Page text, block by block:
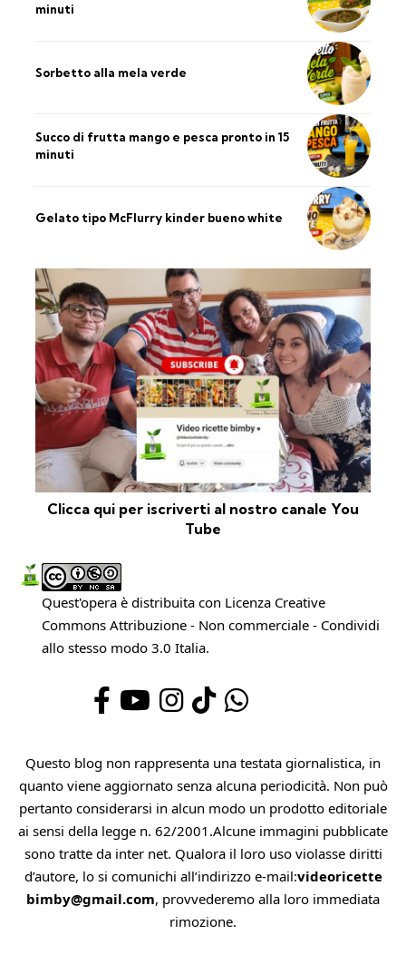
minuti
Sorbetto alla mela verde
Succo di frutta mango e pesca pronto in 15
minuti
Gelato tipo McFlurry kinder bueno white
Clicca qui per iscriverti al nostro canale You
Tube
Quest'opera è distribuita con Licenza Creative
Commons Attribuzione - Non commerciale - Condividi
allo stesso modo 3.0 Italia.
Questo blog non rappresenta una testata giornalistica, in
quanto viene aggiornato senza alcuna periodicità. Non può
pertanto considerarsi in alcun modo un prodotto editoriale
ai sensi della legge n. 62/2001.Alcune immagini pubblicate
sono tratte da inter net. Qualora il loro uso violasse diritti
d’autore, lo si comunichi all’indirizzo e-mail:videoricette
bimby@gmail.com, provvederemo alla loro immediata
rimozione.